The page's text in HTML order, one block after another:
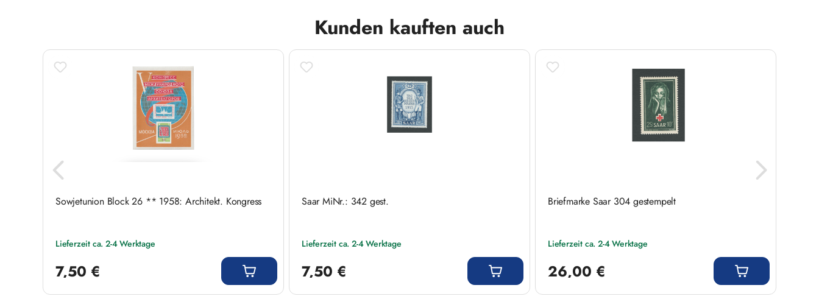
Kunden kauften auch
Sowjetunion Block 26 ** 1958: Architekt. Kongress
Lieferzeit ca. 2-4 Werktage
7,50 €
Saar MiNr.: 342 gest.
Lieferzeit ca. 2-4 Werktage
7,50 €
Briefmarke Saar 304 gestempelt
Lieferzeit ca. 2-4 Werktage
26,00 €